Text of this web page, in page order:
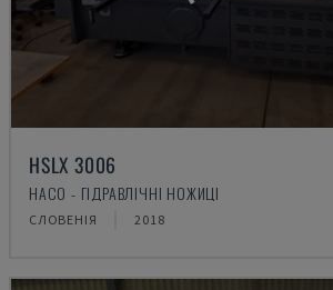
HSLX 3006
HACO - ГІДРАВЛІЧНІ НОЖИЦІ
СЛОВЕНІЯ 2018